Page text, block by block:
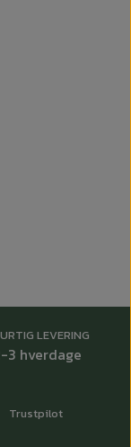
LEVERING
3 hverdage
Trustpilot